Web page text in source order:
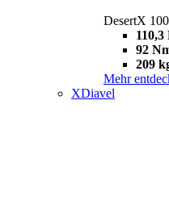
DesertX 100
110,3
92
209
Mehr
XDiavel